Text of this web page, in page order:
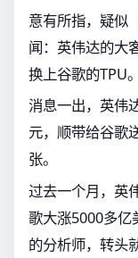
意有所指，疑似
闻：英伟达的大
换上谷歌的TPU。
消息一出，英伟
元，顺带给谷歌
张。
过去一个月，英
歌大涨5000多亿
的分析师，转头